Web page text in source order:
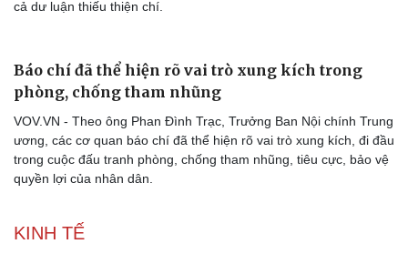
Doanh nghiệp
Thông tin doanh nghiệp
Doanh nghiệp 24h
Doanh nhân
Vì cộng đồng
Công nghệ
Sành điệu
Tin Công nghệ
Trải nghiệm
triển khai công tác tư pháp năm 2022 theo hình thức trực tuyến
Chống tham nhũng: “Chúng ta càng làm quyết
liệt, họ càng chống phá”
VOV.VN - Đó là khẳng định của Thiếu tướng Nguyễn Văn Tín,
Tổng cục Chính trị, Quân đội Nhân dân Việt Nam khi nhìn nhận
cuộc chiến chống tham nhũng ở Việt Nam với dư luận ủng hộ và